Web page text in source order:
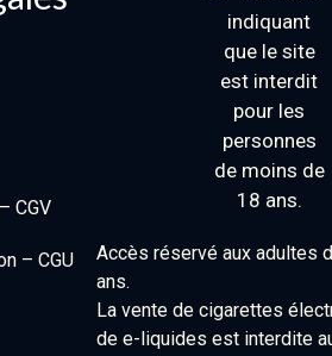
CGV
– CGU
Accès réservé aux adultes
ans.
La vente de cigarettes
de e-liquides est interdite